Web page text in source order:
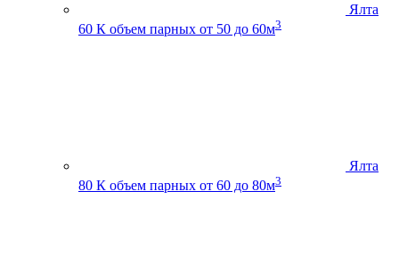
Ялта
60 К объем парных от 50 до 60м3
Ялта
80 К объем парных от 60 до 80м3